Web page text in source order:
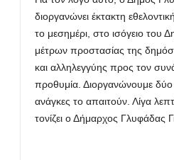
διοργανώνει έκτακτη
το μεσημέρι, στο ισόγειο του
μέτρων προστασίας της
και αλληλεγγύης προς τον
προθυμία. Διοργανώνουμε δύο
ανάγκες το απαιτούν. Λίγα
τονίζει ο Δήμαρχος Γλυφάδας